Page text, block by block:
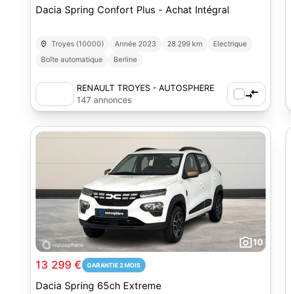
Dacia Spring Confort Plus - Achat Intégral
Troyes (10000) Année 2023 28 299 km
Electrique
Boîte automatique
Berline
RENAULT TROYES - AUTOSPHERE
147 annonces
10
13 299 € GARANTIE 2 MOIS
Dacia Spring 65ch Extreme